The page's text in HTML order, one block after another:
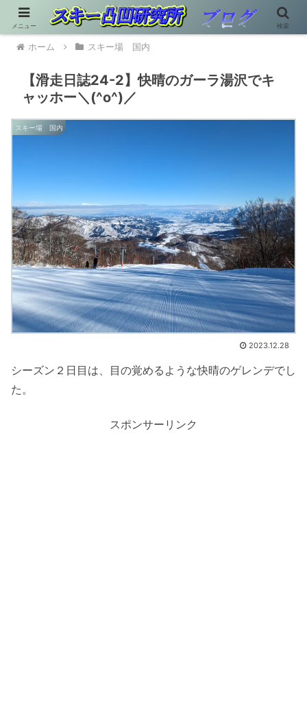
ホーム スキー場 国内
【滑走日誌24-2】快晴のガーラ湯沢でキ
ャッホー＼(^o^)／
スキー場 国内
2023.12.28
シーズン２日目は、目の覚めるような快晴のゲレンデでし
た。
スポンサーリンク
メニュー 検索